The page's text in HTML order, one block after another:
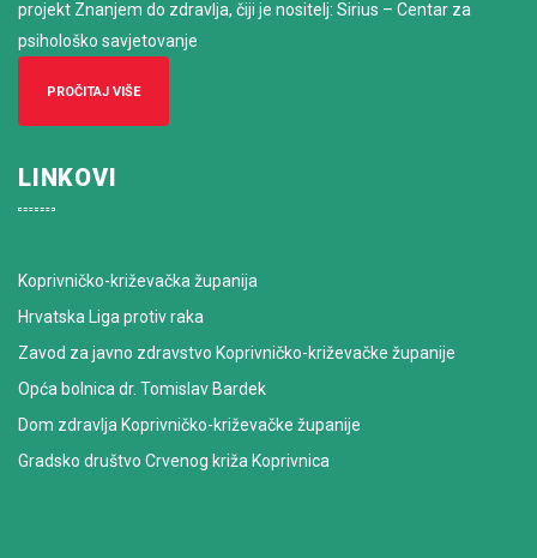
projekt Znanjem do zdravlja, čiji je nositelj: Sirius – Centar za
psihološko savjetovanje
PROČITAJ VIŠE
LINKOVI
Koprivničko-križevačka županija
Hrvatska Liga protiv raka
Zavod za javno zdravstvo Koprivničko-križevačke županije
Opća bolnica dr. Tomislav Bardek
Dom zdravlja Koprivničko-križevačke županije
Gradsko društvo Crvenog križa Koprivnica